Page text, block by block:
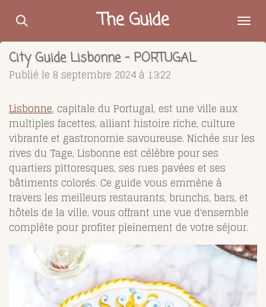
Passer
contenu
principal
The Guide
City Guide Lisbonne - PORTUGAL
Publié le 8 septembre 2024 à 13:22
Lisbonne, capitale du Portugal, est une ville aux
multiples facettes, alliant histoire riche, culture
vibrante et gastronomie savoureuse. Nichée sur les
rives du Tage, Lisbonne est célèbre pour ses
quartiers pittoresques, ses rues pavées et ses
bâtiments colorés. Ce guide vous emmène à
travers les meilleurs restaurants, brunchs, bars, et
hôtels de la ville, vous offrant une vue d'ensemble
complète pour profiter pleinement de votre séjour.